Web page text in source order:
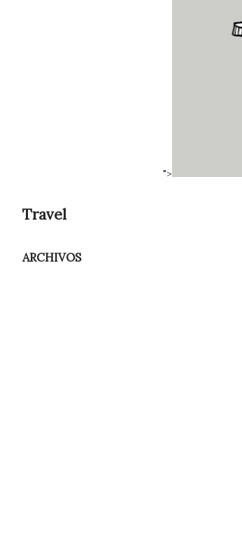
">
Travel
ARCHIVOS